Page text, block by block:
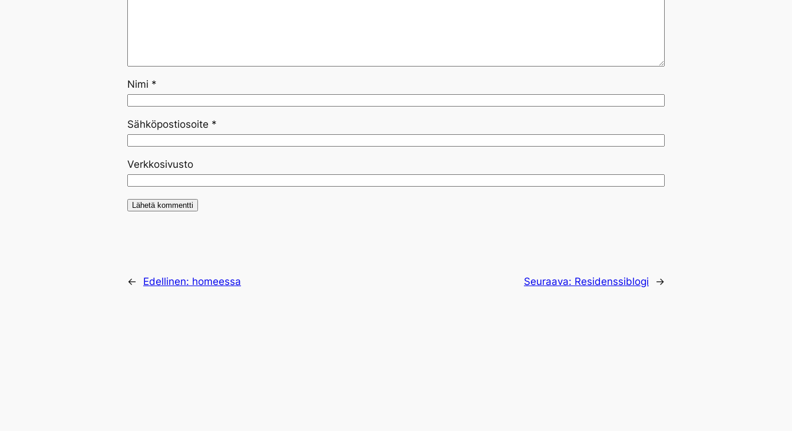
Nimi *
Sähköpostiosoite *
Verkkosivusto
← Edellinen: homeessa Seuraava: Residenssiblogi →